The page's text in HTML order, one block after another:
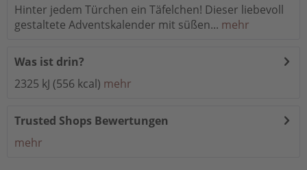
Hinter jedem Türchen ein Täfelchen! Dieser liebevoll
gestaltete Adventskalender mit süßen... mehr
Was ist drin?
2325 kJ (556 kcal) mehr
Trusted Shops Bewertungen
mehr